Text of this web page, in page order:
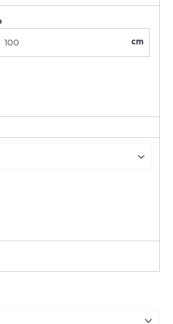
cm